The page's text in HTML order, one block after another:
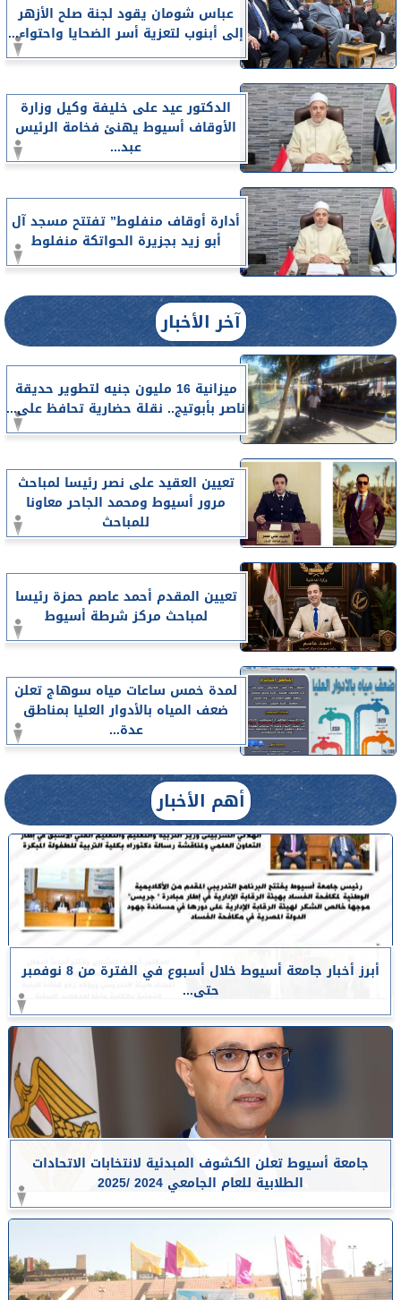
عباس شومان يقود لجنة صلح الأزهر
إلى أبنوب لتعزية أسر الضحايا واحتواء...
الدكتور عيد على خليفة وكيل وزارة
الأوقاف أسيوط يهنئ فخامة الرئيس
عبد...
أدارة أوقاف منفلوط” تفتتح مسجد آل
أبو زيد بجزيرة الحواتكة منفلوط
آخر الأخبار
ميزانية 16 مليون جنيه لتطوير حديقة
ناصر بأبوتيج.. نقلة حضارية تحافظ على...
تعيين العقيد على نصر رئيسا لمباحث
مرور أسيوط ومحمد الجاحر معاونا
للمباحث
تعيين المقدم أحمد عاصم حمزة رئيسا
لمباحث مركز شرطة أسيوط
لمدة خمس ساعات مياه سوهاج تعلن
ضعف المياه بالأدوار العليا بمناطق
عدة...
أهم الأخبار
أبرز أخبار جامعة أسيوط خلال أسبوع في الفترة من 8 نوفمبر
حتى...
جامعة أسيوط تعلن الكشوف المبدئية لانتخابات الاتحادات
الطلابية للعام الجامعي 2024 /2025